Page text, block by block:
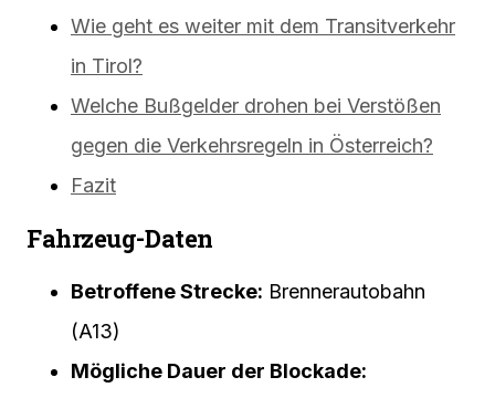
Wie geht es weiter mit dem Transitverkehr
in Tirol?
Welche Bußgelder drohen bei Verstößen
gegen die Verkehrsregeln in Österreich?
Fazit
Fahrzeug-Daten
Betroffene Strecke: Brennerautobahn
(A13)
Mögliche Dauer der Blockade: